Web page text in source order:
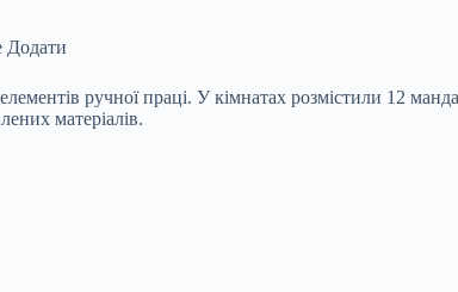
Додати
ручної праці. У кімнатах розмістили 12
матеріалів.